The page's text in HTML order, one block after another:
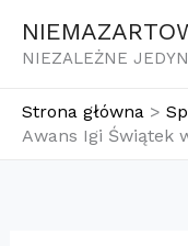
NIEZALEŻNE
Strona główna
Awans Igi Świątek